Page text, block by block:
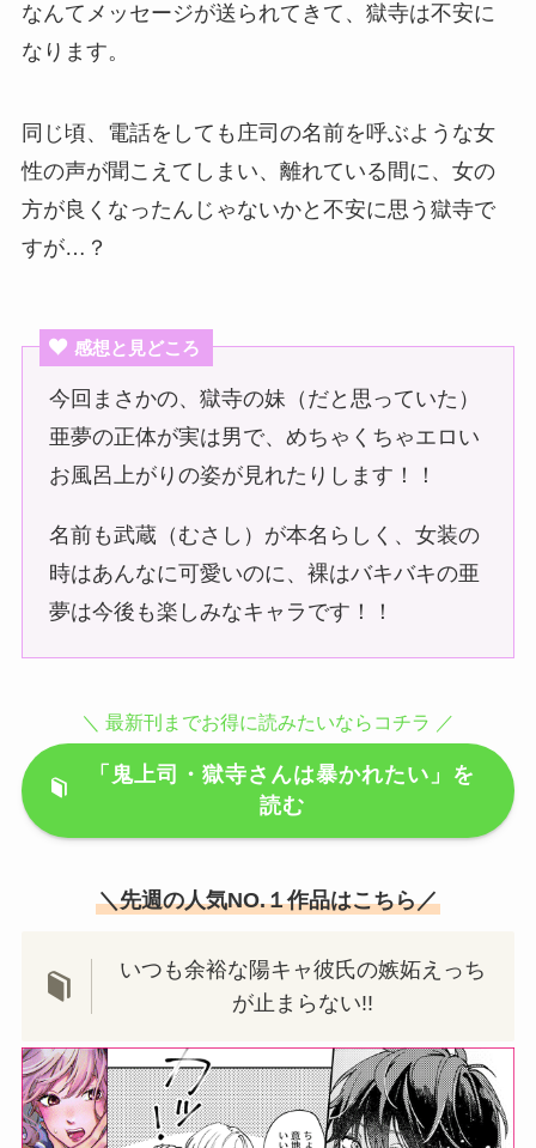
なんてメッセージが送られてきて、獄寺は不安に
なります。
同じ頃、電話をしても庄司の名前を呼ぶような女
性の声が聞こえてしまい、離れている間に、女の
方が良くなったんじゃないかと不安に思う獄寺で
すが…？
感想と見どころ
今回まさかの、獄寺の妹（だと思っていた）
亜夢の正体が実は男で、めちゃくちゃエロい
お風呂上がりの姿が見れたりします！！
名前も武蔵（むさし）が本名らしく、女装の
時はあんなに可愛いのに、裸はバキバキの亜
夢は今後も楽しみなキャラです！！
＼ 最新刊までお得に読みたいならコチラ ／
「鬼上司・獄寺さんは暴かれたい」を
読む
＼先週の人気NO.１作品はこちら／
いつも余裕な陽キャ彼氏の嫉妬えっち
が止まらない!!